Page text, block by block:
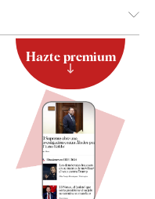
Hazte premium